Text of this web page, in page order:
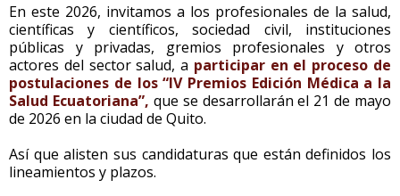
En este 2026, invitamos a los profesionales de la salud,
científicas y científicos, sociedad civil, instituciones
públicas y privadas, gremios profesionales y otros
actores del sector salud, a participar en el proceso de
postulaciones de los “IV Premios Edición Médica a la
Salud Ecuatoriana”, que se desarrollarán el 21 de mayo
de 2026 en la ciudad de Quito.
Así que alisten sus candidaturas que están definidos los
lineamientos y plazos.